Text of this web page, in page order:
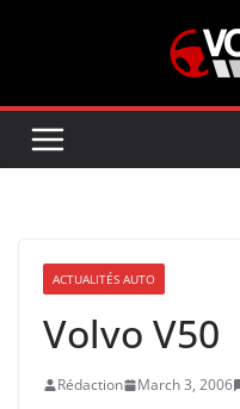
ACTUALITÉS AUTO
Volvo V50
Rédaction March 3, 2006